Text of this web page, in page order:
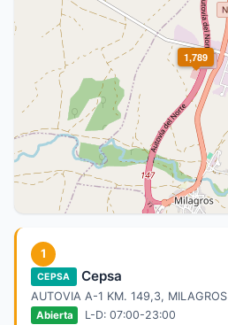
1,789
1
CEPSA Cepsa
AUTOVIA A-1 KM. 149,3, MILAGROS
Abierta L-D: 07:00-23:00